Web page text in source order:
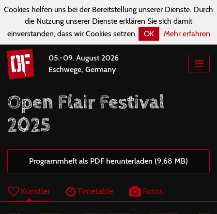
Cookies helfen uns bei der Bereitstellung unserer Dienste. Durch
die Nutzung unserer Dienste erklären Sie sich damit
einverstanden, dass wir Cookies setzen.
OK Mehr erfahren
05.-09. August 2026
Eschwege, Germany
Open Flair Festival
2025
Programmheft als PDF herunterladen (9,68 MB)
Künstler Timetable Fotos